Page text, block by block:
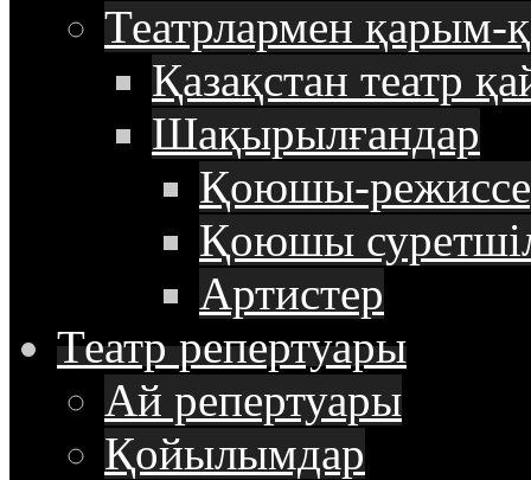
Театрлармен қарым-
Қазақстан театр
Шақырылғандар
Қоюшы-
Қоюшы
Артистер
Театррепертуары
Ай репертуары
Қойылымдар